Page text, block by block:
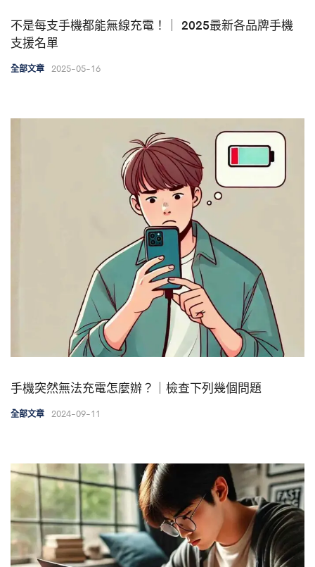
不是每支手機都能無線充電！｜ 2025最新各品牌手機
支援名單
全部文章 2025-05-16
手機突然無法充電怎麼辦？｜檢查下列幾個問題
全部文章 2024-09-11